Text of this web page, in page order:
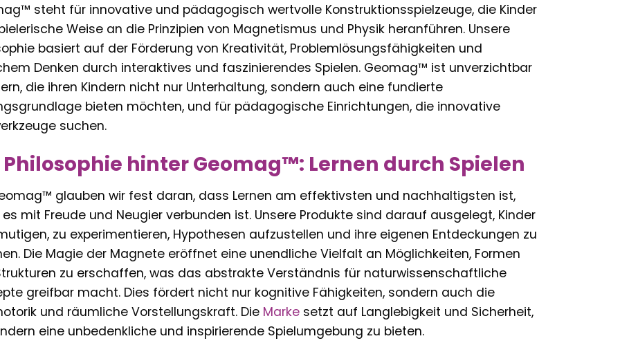
steht für innovative und pädagogisch wertvolle Konstruktionsspielzeuge, die Kinder
Weise an die Prinzipien von Magnetismus und Physik heranführen. Unsere
basiert auf der Förderung von Kreativität, Problemlösungsfähigkeiten und
Denken durch interaktives und faszinierendes Spielen. Geomag™ ist unverzichtbar
die ihren Kindern nicht nur Unterhaltung, sondern auch eine fundierte
bieten möchten, und für pädagogische Einrichtungen, die innovative
suchen.
Philosophie hinter Geomag™: Lernen durch Spielen
glauben wir fest daran, dass Lernen am effektivsten und nachhaltigsten ist,
mit Freude und Neugier verbunden ist. Unsere Produkte sind darauf ausgelegt, Kinder
zu experimentieren, Hypothesen aufzustellen und ihre eigenen Entdeckungen zu
Die Magie der Magnete eröffnet eine unendliche Vielfalt an Möglichkeiten, Formen
zu erschaffen, was das abstrakte Verständnis für naturwissenschaftliche
greifbar macht. Dies fördert nicht nur kognitive Fähigkeiten, sondern auch die
und räumliche Vorstellungskraft. Die Markesetzt auf Langlebigkeit und Sicherheit,
eine unbedenkliche und inspirierende Spielumgebung zu bieten.